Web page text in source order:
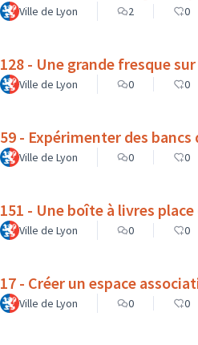
Ville de Lyon 2 0
128 - Une grande fresque
Ville de Lyon 0 0
59 - Expérimenter des
Ville de Lyon 0 0
151 - Une boîte à livres
Ville de Lyon 0 0
17 - Créer un espace
Ville de Lyon 0 0